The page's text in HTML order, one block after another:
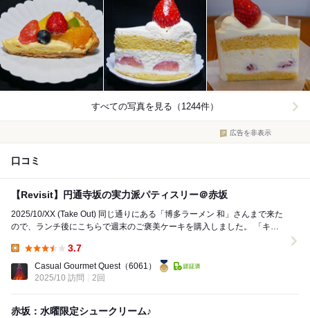
すべての写真を見る（1244件）
広告を非表示
口コミ
【Revisit】円通寺坂の実力派パティスリー＠赤坂
2025/10/XX (Take Out) 同じ通りにある「博多ラーメン 和」さんまで来た
ので、ランチ後にこちらで週末のご褒美ケーキを購入しました。 「キル
3.7
Casual Gourmet Quest （6061）
2025/10 訪問
2回
赤坂：水曜限定シュークリーム♪